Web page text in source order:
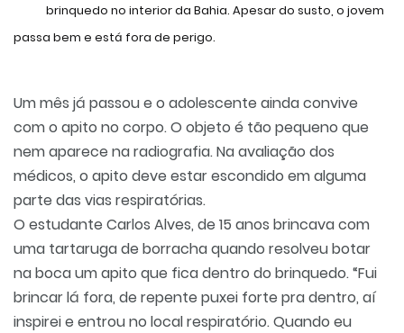
brinquedo no interior da Bahia. Apesar do susto, o jovem
passa bem e está fora de perigo.
Um mês já passou e o adolescente ainda convive
com o apito no corpo. O objeto é tão pequeno que
nem aparece na radiografia. Na avaliação dos
médicos, o apito deve estar escondido em alguma
parte das vias respiratórias.
O estudante Carlos Alves, de 15 anos brincava com
uma tartaruga de borracha quando resolveu botar
na boca um apito que fica dentro do brinquedo. “Fui
brincar lá fora, de repente puxei forte pra dentro, aí
inspirei e entrou no local respiratório. Quando eu